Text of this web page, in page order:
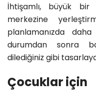
İhtişamlı, büyük bir
merkezine
planlamanızda
durumdan sonra
dilediğiniz gibi
Çocuklar için